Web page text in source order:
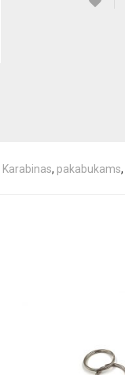
Karabinas, pakabukams,